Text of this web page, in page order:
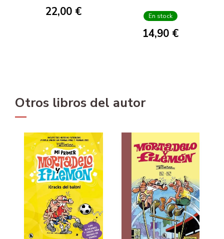
22,00 € En stock
14,90 €
Otros libros del autor